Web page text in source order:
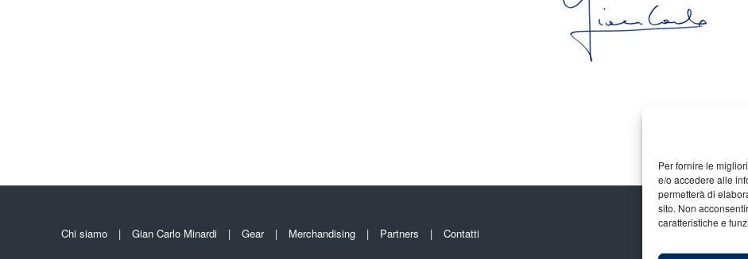
Per fornire le
e/o accedere alle
permetterà di
sito. Non
caratteristiche e
Chi siamo Gian Carlo Minardi Gear Merchandising Partners Contatti